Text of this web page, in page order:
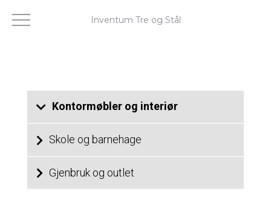
Kontormøbler og interiør
Skole og barnehage
Gjenbruk og outlet
Inventum Tre og Stål